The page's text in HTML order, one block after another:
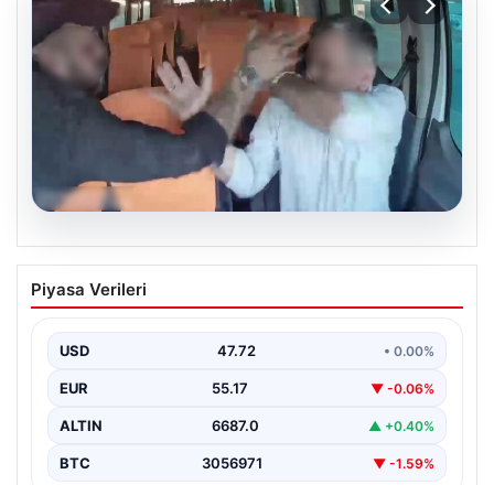
09.08.2026
Adıyaman’da Yol Verme Kavgası Kanlı
Bitti: Minibüs Şoförü Darp Edildi
şahıs arasında yol verme meselesi yüzünden çıkan…
Piyasa Verileri
USD 47.72 • 0.00%
EUR 55.17 ▼ -0.06%
ALTIN 6687.0 ▲ +0.40%
BTC 3056971 ▼ -1.59%